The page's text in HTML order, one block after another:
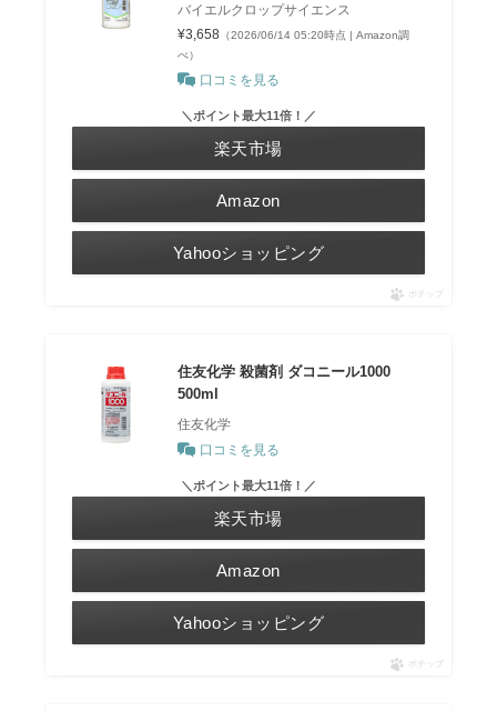
バイエルクロップサイエンス
¥3,658
（2026/06/14 05:20時点 | Amazon調
べ）
口コミを見る
Amazon
＼ポイント最大11倍！／
楽天市場
Yahooショッピング
ポチップ
住友化学 殺菌剤 ダコニール1000
500ml
住友化学
口コミを見る
Amazon
＼ポイント最大11倍！／
楽天市場
Yahooショッピング
ポチップ